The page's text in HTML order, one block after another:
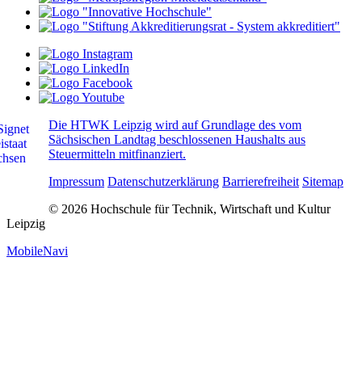
Die HTWK Leipzig wird auf Grundlage des vom
Sächsischen Landtag beschlossenen Haushalts aus
Steuermitteln mitfinanziert.
Impressum Datenschutzerklärung Barrierefreiheit Sitemap
© 2026 Hochschule für Technik, Wirtschaft und Kultur
Leipzig
MobileNavi